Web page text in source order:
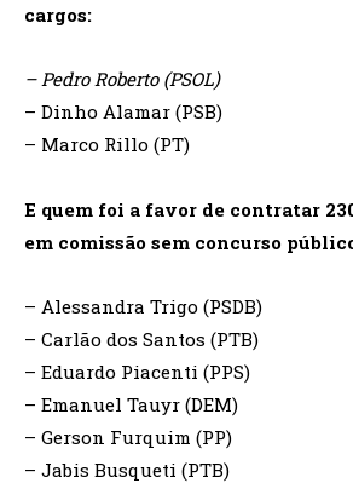
cargos:
– Pedro Roberto (PSOL)
– Dinho Alamar (PSB)
– Marco Rillo (PT)
E quem foi a favor de contratar
em comissão sem concurso
– Alessandra Trigo (PSDB)
– Carlão dos Santos (PTB)
– Eduardo Piacenti (PPS)
– Emanuel Tauyr (DEM)
– Gerson Furquim (PP)
– Jabis Busqueti (PTB)